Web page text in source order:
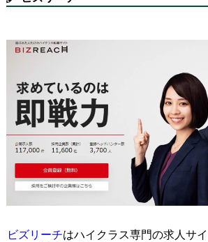
ビズリーチはハイクラス専門の求人サ